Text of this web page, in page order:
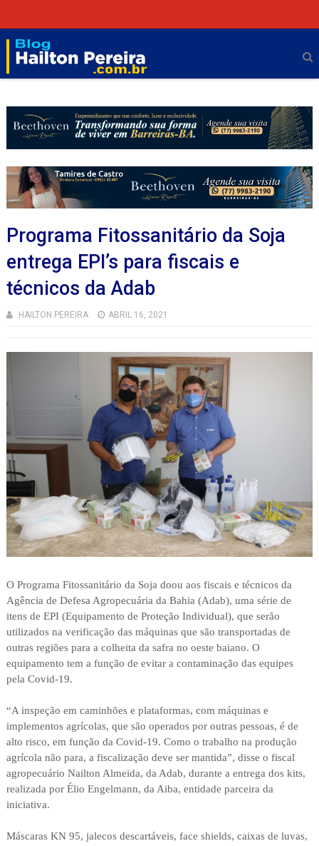
Programa Fitossanitário da Soja
entrega EPI’s para fiscais e
técnicos da Adab
HAILTON PEREIRA ABRIL 16, 2021
O Programa Fitossanitário da Soja doou aos fiscais e técnicos da
Agência de Defesa Agropecuária da Bahia (Adab), uma série de
itens de EPI (Equipamento de Proteção Individual), que serão
utilizados na verificação das máquinas que são transportadas de
outras regiões para a colheita da safra no oeste baiano. O
equipamento tem a função de evitar a contaminação das equipes
pela Covid-19.
“A inspeção em caminhões e plataformas, com máquinas e
implementos agrícolas, que são operados por outras pessoas, é de
alto risco, em função da Covid-19. Como o trabalho na produção
agrícola não para, a fiscalização deve ser mantida”, disse o fiscal
agropecuário Nailton Almeida, da Adab, durante a entrega dos kits,
realizada por Élio Engelmann, da Aiba, entidade parceira da
iniciativa.
Máscaras KN 95, jalecos descartáveis, face shields, caixas de luvas,